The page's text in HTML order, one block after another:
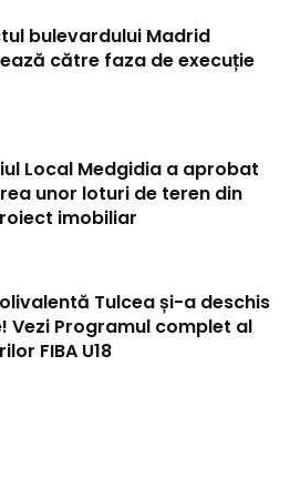
bulevardului Madrid
către faza de execuție
Local Medgidia a aprobat
unor loturi de teren din
imobiliar
Tulcea și-a deschis
Vezi Programul complet al
FIBA U18